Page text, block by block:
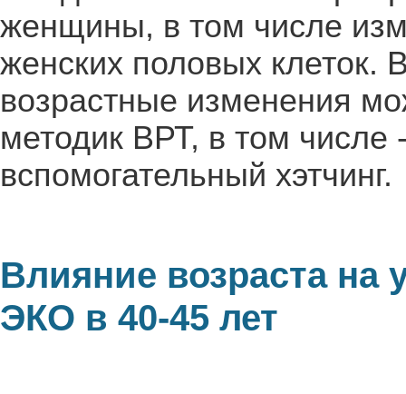
женщины, в том числе
женских половых клеток.
возрастные изменения
методик ВРТ, в том
вспомогательный хэтчинг.
Влияние возраста на
ЭКО в 40-45 лет